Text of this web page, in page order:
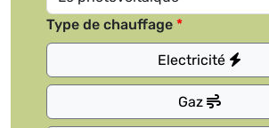
Type de chauffage
Electricité
Gaz